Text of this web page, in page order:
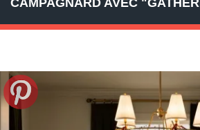
CAMPAGNARD AVEC